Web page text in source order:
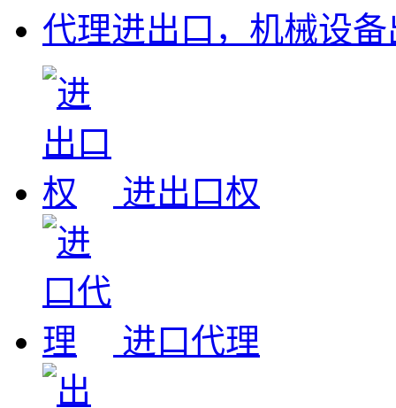
代理进出口，机械设
进出口权
进口代理